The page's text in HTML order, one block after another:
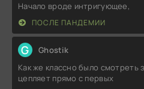
Начало вроде интригующее,
ПОСЛЕ ПАНДЕМИИ
G Ghostik
Как же классно было
цепляет прямо с первых